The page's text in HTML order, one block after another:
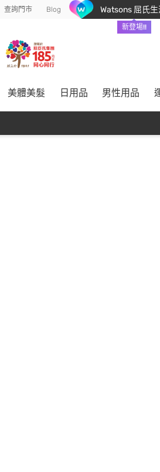
查詢門市 Blog Watsons 屈氏生
新登場!!
美體美髮 日用品 男性用品